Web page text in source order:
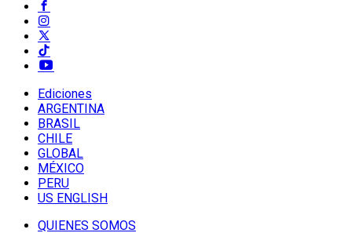
Ediciones
ARGENTINA
BRASIL
CHILE
GLOBAL
MÉXICO
PERU
US ENGLISH
QUIENES SOMOS